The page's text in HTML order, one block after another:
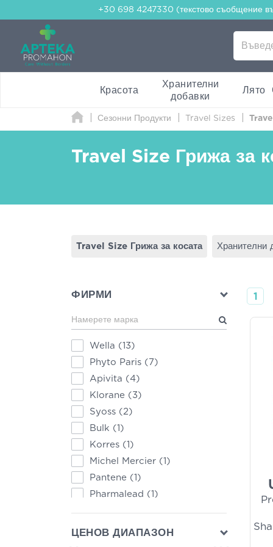
+30 698 4247330 (текстово съобщение
Красота
Хранителни
добавки
Лято
Сезонни Продукти Travel Sizes
Travel Size Грижа за
Travel Size Грижа за косата Хранителни
ФИРМИ
Wella (13)
Phyto Paris (7)
Apivita (4)
Klorane (3)
Syoss (2)
Bulk (1)
Korres (1)
Michel Mercier (1)
Pantene (1)
Pharmalead (1)
Tangle Teezer(1)
Umberto Giannini (1)
ЦЕНОВ ДИАПАЗОН
1